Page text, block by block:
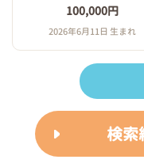
100,000円
2026年6月11日 生まれ
検索